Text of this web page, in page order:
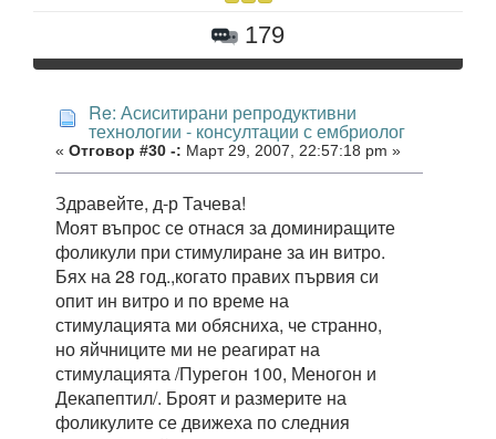
179
Re: Асиситирани репродуктивни
технологии - консултации с ембриолог
« Отговор #30 -: Март 29, 2007, 22:57:18 pm »
Здравейте, д-р Тачева!
Моят въпрос се отнася за доминиращите
фоликули при стимулиране за ин витро.
Бях на 28 год.,когато правих първия си
опит ин витро и по време на
стимулацията ми обясниха, че странно,
но яйчниците ми не реагират на
стимулацията /Пурегон 100, Меногон и
Декапептил/. Броят и размерите на
фоликулите се движеха по следния